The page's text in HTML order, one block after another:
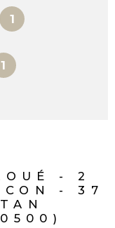
1
1
- 2
- 37